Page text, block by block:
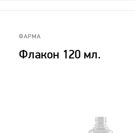
ФАРМА
Флакон 120 мл.